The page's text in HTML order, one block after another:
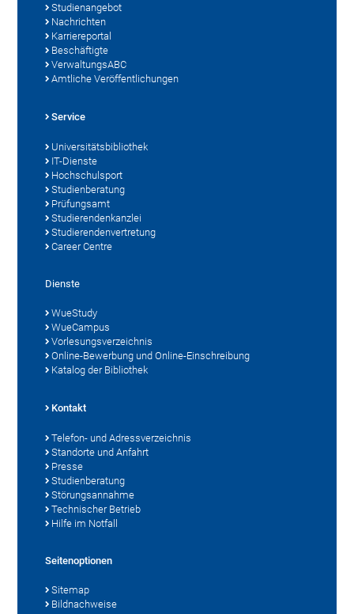
Studienangebot
Nachrichten
Karriereportal
Beschäftigte
VerwaltungsABC
Amtliche Veröffentlichungen
Service
Universitätsbibliothek
IT-Dienste
Hochschulsport
Studienberatung
Prüfungsamt
Studierendenkanzlei
Studierendenvertretung
Career Centre
Dienste
WueStudy
WueCampus
Vorlesungsverzeichnis
Online-Bewerbung und Online-Einschreibung
Katalog der Bibliothek
Kontakt
Telefon- und Adressverzeichnis
Standorte und Anfahrt
Presse
Studienberatung
Störungsannahme
Technischer Betrieb
Hilfe im Notfall
Seitenoptionen
Sitemap
Bildnachweise